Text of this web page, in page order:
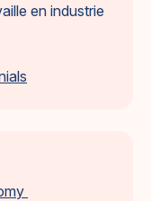
en industrie